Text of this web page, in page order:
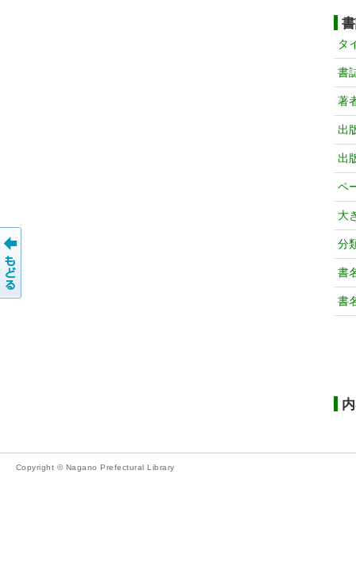
タ
書
著
出
出
ペ
大
分
書
書
Copyright © Nagano Prefectural Library